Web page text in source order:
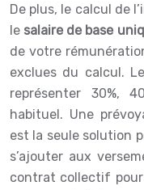
De plus, le calcul de
le salaire de base
de votre
exclues du calcul.
représenter 30%,
habituel. Une
est la seule solution
s’ajouter aux
contrat collectif pour